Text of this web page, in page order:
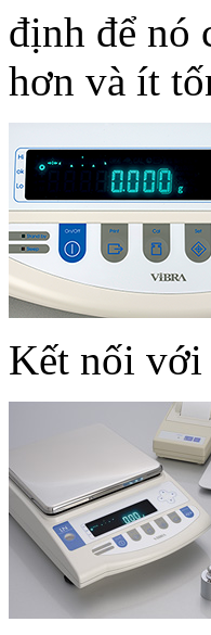
định để nó
hơn và ít
Kết nối với